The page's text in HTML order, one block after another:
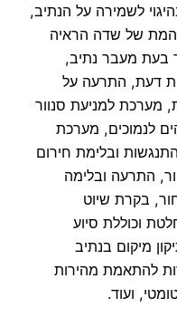
לשמירה על הנתיב,
של שדה הראיה
בעת מעבר נתיב,
דעת, התרעה על
מערכת למניעת סנוור
לנמוכים, מערכת
ובלימת חירום
התרעה ובלימה
בקרת שיוט
וכוללת סיוע
מיקום בנתיב
להתאמת מהירות
ועוד.